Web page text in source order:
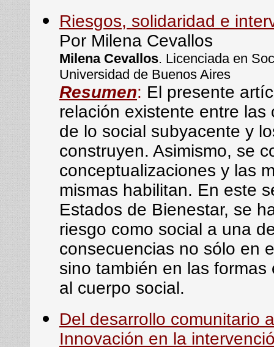
Riesgos, solidaridad e
Por Milena Cevallos
Milena Cevallos. Licenciada en
Universidad de Buenos Aires
Resumen: El presente
relación existente entre
de lo social subyacente y
construyen. Asimismo, se
conceptualizaciones y las
mismas habilitan. En este
Estados de Bienestar, se
riesgo como social a una
consecuencias no sólo en
sino también en las
al cuerpo social.
Del desarrollo comunitario
Innovación en la